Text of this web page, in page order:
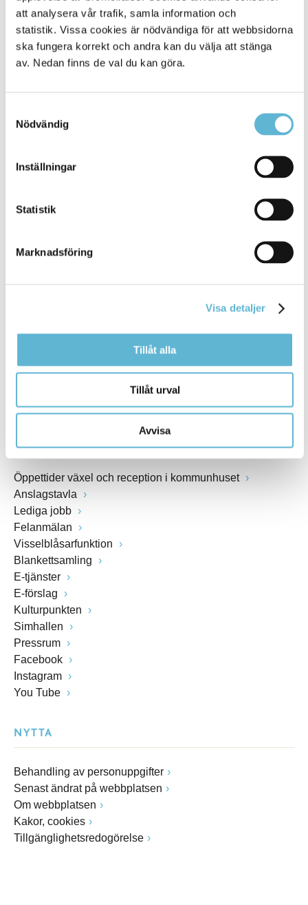
att analysera vår trafik, samla information och
statistik. Vissa cookies är nödvändiga för att webbsidorna
ska fungera korrekt och andra kan du välja att stänga
av. Nedan finns de val du kan göra.
Nödvändig
Inställningar
Statistik
Marknadsföring
Visa detaljer
Tillåt alla
Tillåt urval
Avvisa
Besöksadress
Postadress
www.bromolla.se
Växel: 0456-82 20 00
Öppettider växel och reception i kommunhuset
Anslagstavla
Lediga jobb
Felanmälan
Visselblåsarfunktion
Blankettsamling
E-tjänster
E-förslag
Kulturpunkten
Simhallen
Pressrum
Facebook
Instagram
You Tube
NYTTA
Behandling av personuppgifter
Senast ändrat på webbplatsen
Om webbplatsen
Kakor, cookies
Tillgänglighetsredogörelse